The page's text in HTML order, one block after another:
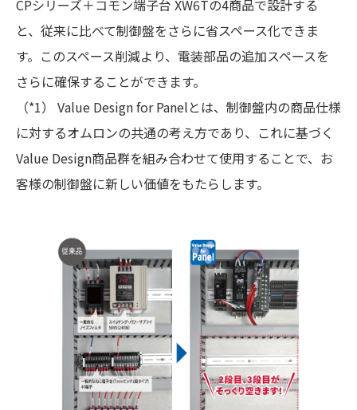
CPシリーズ＋コモン端子台 XW6Tの4商品で設計する
と、従来に比べて制御盤をさらに省スペース化できま
す。このスペース削減より、電装部品の追加スペースを
さらに確保することができます。
（*1） Value Design for Panelとは、制御盤内の商品仕様
に対するオムロンの共通の考え方であり、これに基づく
Value Design商品群を組み合わせて使用することで、お
客様の制御盤に新しい価値をもたらします。